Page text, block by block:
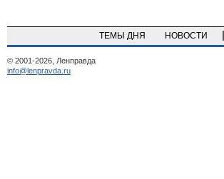
ТЕМЫ ДНЯ НОВОСТИ
© 2001-2026, Ленправда
info@lenpravda.ru